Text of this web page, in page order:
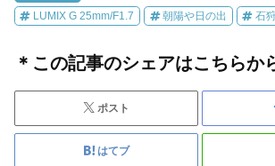
LUMIX G 25mm/F1.7 朝陽や日の出 石
＊この記事のシェアはこちらか
ポスト
はてブ